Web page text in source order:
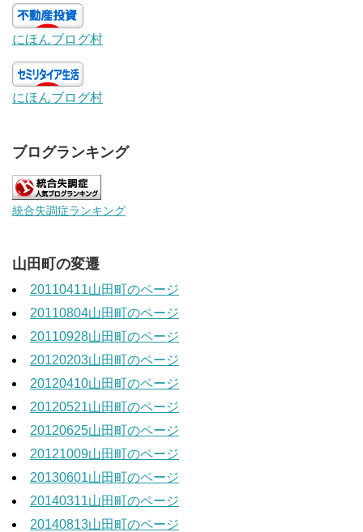
にほんブログ村
にほんブログ村
ブログランキング
統合失調症ランキング
山田町の変遷
20110411山田町のページ
20110804山田町のページ
20110928山田町のページ
20120203山田町のページ
20120410山田町のページ
20120521山田町のページ
20120625山田町のページ
20121009山田町のページ
20130601山田町のページ
20140311山田町のページ
20140813山田町のページ